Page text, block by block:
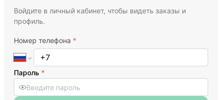
Войдите в личный кабинет, чтобы видеть заказы и
профиль.
Номер телефона *
Пароль *